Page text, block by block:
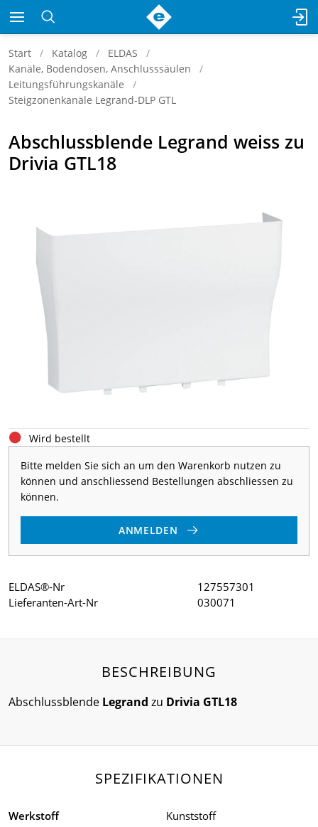
Start Katalog
ELDAS
Kanäle, Bodendosen, Anschlusssäulen
Leitungsführungskanäle
Steigzonenkanäle Legrand-DLP GTL
Abschlussblende Legrand weiss zu
Drivia GTL18
Wird bestellt
Bitte melden Sie sich an um den Warenkorb nutzen zu
können und anschliessend Bestellungen abschliessen zu
können.
ANMELDEN
ELDAS®-Nr
127557301
Lieferanten-Art-Nr
030071
BESCHREIBUNG
Abschlussblende Legrand zu Drivia GTL18
SPEZIFIKATIONEN
Werkstoff Kunststoff